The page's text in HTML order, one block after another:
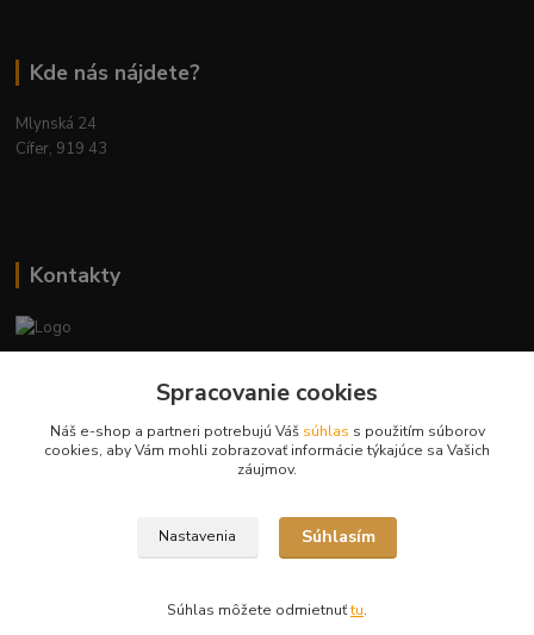
Kde nás nájdete?
Mlynská 24
Cífer, 919 43
Kontakty
+421 944 394 715
info@krmivamirima.sk
Spracovanie cookies
Náš e-shop a partneri potrebujú Váš súhlas s použitím súborov
cookies, aby Vám mohli zobrazovať informácie týkajúce sa Vašich
záujmov.
Nastavenia Súhlasím
Súhlas môžete odmietnuťtu.